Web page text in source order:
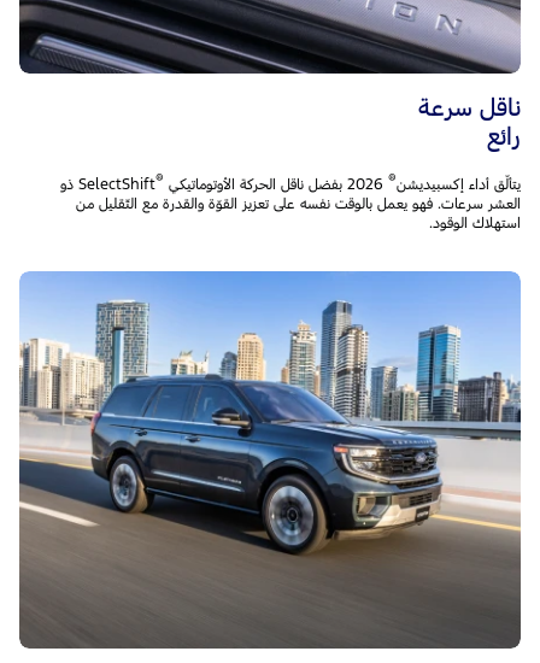
ناقل سرعة
رائع
يتألّق أداء إكسبيديشن®
®
SelectShift ذو
العشر سرعات. فهو يعمل بالوقت نفسه على تعزيز القوّة والقدرة مع التّقليل من
استهلاك الوقود.